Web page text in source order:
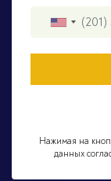
Нажимая на
данных